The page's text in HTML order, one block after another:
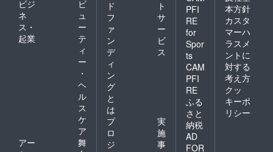
ビジ
ネ
ス・
起業
ビ
ュ
ー
テ
ィ
ー
・
ヘ
ル
ス
ケ
ア
アー
舞
ド
フ
ァ
ン
デ
ィ
ン
グ
と
は
ト
サ
ー
ビ
ス
プ
ロ
ジ
実
施
事
PFI
RE
for
Spor
ts
CAM
PFI
RE
ふる
さと
納税
AD
FOR
本方針
カスタ
マーハ
ラスメ
ントに
対する
考え方
クッ
キーポ
リシー